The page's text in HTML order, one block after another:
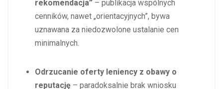
rekomendacja” – publikacja wspólnych
cenników, nawet „orientacyjnych”, bywa
uznawana za niedozwolone ustalanie cen
minimalnych.
Odrzucanie oferty leniency z obawy o
reputację – paradoksalnie brak wniosku